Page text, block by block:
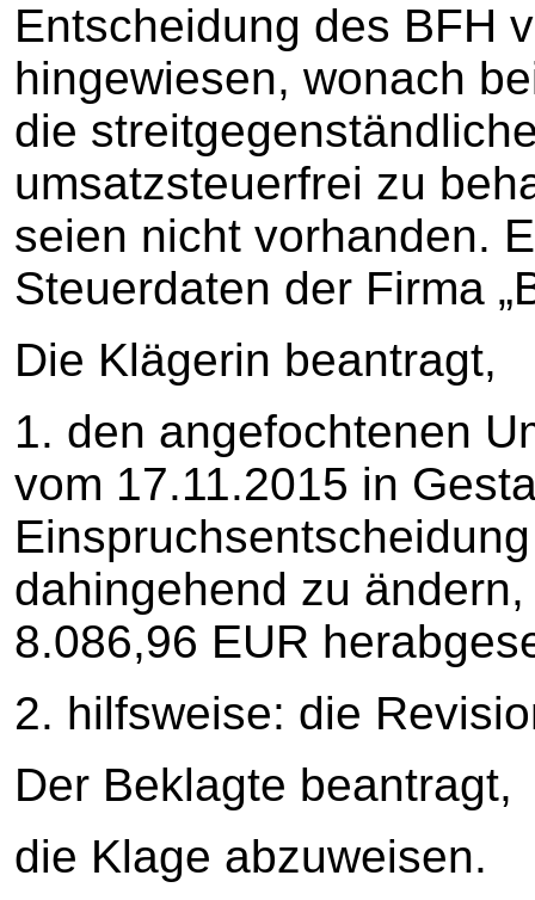
Entscheidung des BFH
hingewiesen, wonach
die
umsatzsteuerfrei zu
seien nicht vorhanden.
Steuerdaten der Firma
Die Klägerin beantragt,
1. den angefochtenen
vom 17.11.2015 in
dahingehend zu
8.086,96 EUR
2. hilfsweise: die
Der Beklagte beantragt,
die Klage abzuweisen.